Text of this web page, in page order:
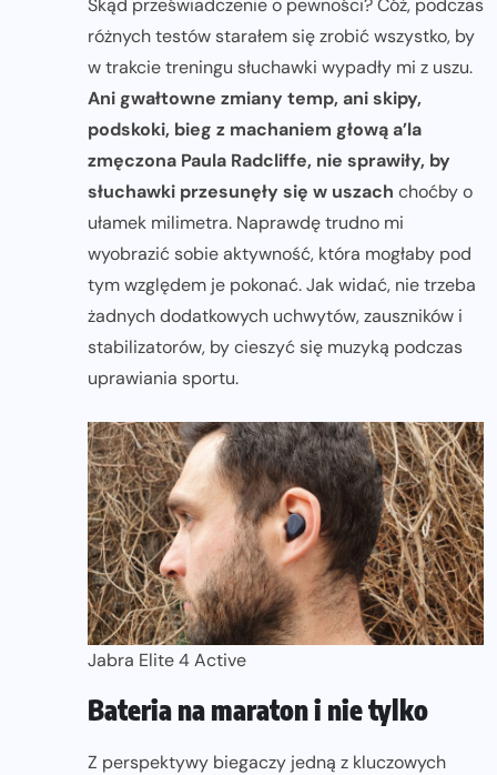
Skąd przeświadczenie o pewności? Cóż, podczas
różnych testów starałem się zrobić wszystko, by
w trakcie treningu słuchawki wypadły mi z uszu.
Ani gwałtowne zmiany temp, ani skipy,
podskoki, bieg z machaniem głową a’la
zmęczona Paula Radcliffe, nie sprawiły, by
słuchawki przesunęły się w uszach choćby o
ułamek milimetra. Naprawdę trudno mi
wyobrazić sobie aktywność, która mogłaby pod
tym względem je pokonać. Jak widać, nie trzeba
żadnych dodatkowych uchwytów, zauszników i
stabilizatorów, by cieszyć się muzyką podczas
uprawiania sportu.
Jabra Elite 4 Active
Bateria na maraton i nie tylko
Z perspektywy biegaczy jedną z kluczowych